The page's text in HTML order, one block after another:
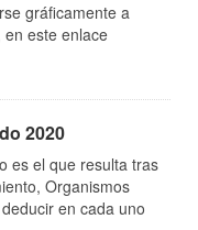
gráficamente a
este enlace
2020
es el que resulta tras
Organismos
en cada uno